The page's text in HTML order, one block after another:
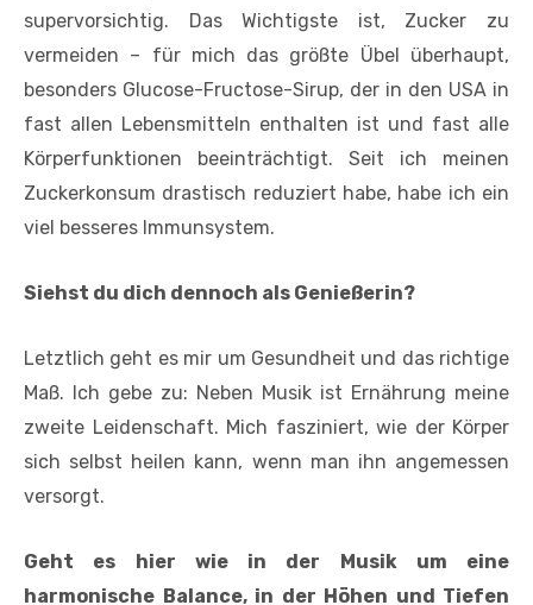
supervorsichtig. Das Wichtigste ist, Zucker zu
vermeiden – für mich das größte Übel überhaupt,
besonders Glucose-Fructose-Sirup, der in den USA in
fast allen Lebensmitteln enthalten ist und fast alle
Körperfunktionen beeinträchtigt. Seit ich meinen
Zuckerkonsum drastisch reduziert habe, habe ich ein
viel besseres Immunsystem.
Siehst du dich dennoch als Genießerin?
Letztlich geht es mir um Gesundheit und das richtige
Maß. Ich gebe zu: Neben Musik ist Ernährung meine
zweite Leidenschaft. Mich fasziniert, wie der Körper
sich selbst heilen kann, wenn man ihn angemessen
versorgt.
Geht es hier wie in der Musik um eine
harmonische Balance, in der Höhen und Tiefen